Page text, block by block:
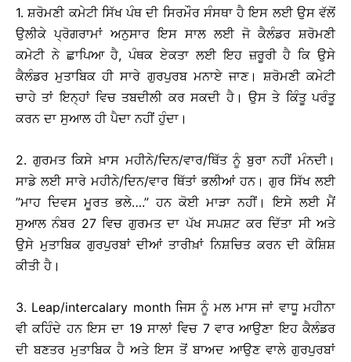
1. ਸ਼ਰੋਮਣੀ ਕਮੇਟੀ ਸਿੱਖ ਪੰਥ ਦੀ ਸਿਰਮੌਰ ਸੰਸਥਾ ਹੈ ਇਸ ਲਈ ਉਸ ਵੱਲੋਂ
ਉਲੀਕੇ ਪ੍ਰੋਗਰਾਮਾਂ ਅਨੁਸਾਰ ਇਸ ਸਾਲ ਲਈ ਜੋ ਕੈਲੰਡਰ ਸ਼ਰੋਮਣੀ
ਕਮੇਟੀ ਨੇ ਛਾਪਿਆ ਹੈ, ਪੰਥਕ ਏਕਤਾ ਲਈ ਇਹ ਜ਼ਰੂਰੀ ਹੈ ਕਿ ਉਸੇ
ਕੈਲੰਡਰ ਮੁਤਾਬਿਕ ਹੀ ਸਾਰੇ ਗੁਰਪੁਰਬ ਮਨਾਏ ਜਾਣ। ਸ਼ਰੋਮਣੀ ਕਮੇਟੀ
ਚਾਹੇ ਤਾਂ ਇਨ੍ਹਾਂ ਵਿਚ ਤਬਦੀਲੀ ਕਰ ਸਕਦੀ ਹੈ। ਉਸ ਤੇ ਕਿੰਤੂ ਪਰੰਤੂ
ਕਰਨ ਦਾ ਸੁਆਲ ਹੀ ਪੈਦਾ ਨਹੀਂ ਹੁੰਦਾ।
2. ਗੁਰਮਤ ਕਿਸੇ ਖ਼ਾਸ ਮਹੀਨੇ/ਦਿਨ/ਵਾਰ/ਥਿੱਤ ਨੂੰ ਬੁਰਾ ਨਹੀਂ ਮੰਨਦੀ।
ਸਾਡੇ ਲਈ ਸਾਰੇ ਮਹੀਨੇ/ਦਿਨ/ਵਾਰ ਥਿੱਤਾਂ ਭਲੀਆਂ ਹਨ। ਗੁਰ ਸਿੱਖ ਲਈ
”ਮਾਹ ਦਿਵਸ ਮੂਰਤ ਭਲੇ….” ਹਨ ਕੋਈ ਮਾੜਾ ਨਹੀਂ। ਇਸੇ ਲਈ ਮੈਂ
ਸੁਆਲ ਨੰਬਰ 27 ਵਿਚ ਗੁਰਮਤ ਦਾ ਪੱਖ ਸਪਸ਼ਟ ਕਰ ਦਿੱਤਾ ਸੀ ਅਤੇ
ਉਸੇ ਮੁਤਾਬਿਕ ਗੁਰਪੁਰਬਾਂ ਦੀਆਂ ਤਾਰੀਖ਼ਾਂ ਨਿਸ਼ਚਿਤ ਕਰਨ ਦੀ ਕੋਸ਼ਿਸ਼
ਕੀਤੀ ਹੈ।
3. Leap/intercalary month ਜਿਸ ਨੂੰ ਮਲ ਮਾਸ ਜਾਂ ਵਾਧੂ ਮਹੀਨਾ
ਵੀ ਕਹਿੰਦੇ ਹਨ ਇਸ ਦਾ 19 ਸਾਲਾਂ ਵਿਚ 7 ਵਾਰ ਆਉਣਾ ਇਹ ਕੈਲੰਡਰ
ਦੀ ਬਣਤਰ ਮੁਤਾਬਿਕ ਹੈ ਅਤੇ ਇਸ ਤੋਂ ਬਾਅਦ ਆਉਣ ਵਾਲੇ ਗੁਰਪੁਰਬਾਂ